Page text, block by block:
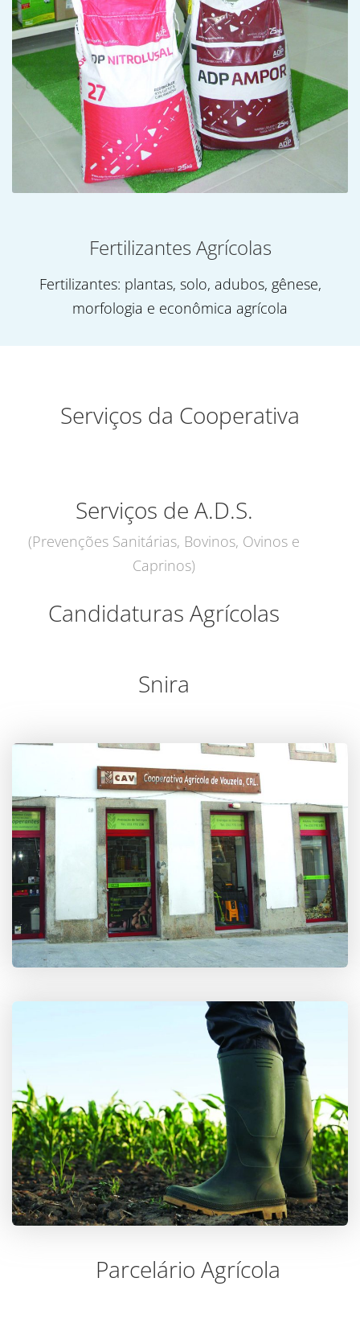
Fertilizantes Agrícolas
Fertilizantes: plantas, solo, adubos, gênese,
morfologia e econômica agrícola
Serviços da Cooperativa
Serviços de A.D.S.
(Prevenções Sanitárias, Bovinos, Ovinos e
Caprinos)
Candidaturas Agrícolas
Snira
Parcelário Agrícola